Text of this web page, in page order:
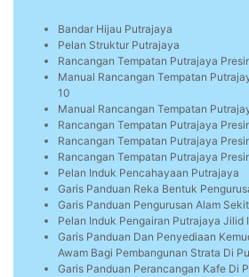
Bandar Hijau Putrajaya
Pelan Struktur Putrajaya
Rancangan Tempatan Putrajaya
Manual Rancangan Tempatan
10
Manual Rancangan Tempatan
Rancangan Tempatan Putrajaya
Rancangan Tempatan Putrajaya
Rancangan Tempatan Putrajaya
Pelan Induk Pencahayaan Putrajaya
Garis Panduan Reka Bentuk
Garis Panduan Pengurusan Alam
Pelan Induk Pengairan Putrajaya Jilid
Garis Panduan Dan Penyediaan
Awam Bagi Pembangunan Strata Di
Garis Panduan Perancangan Kafe Di